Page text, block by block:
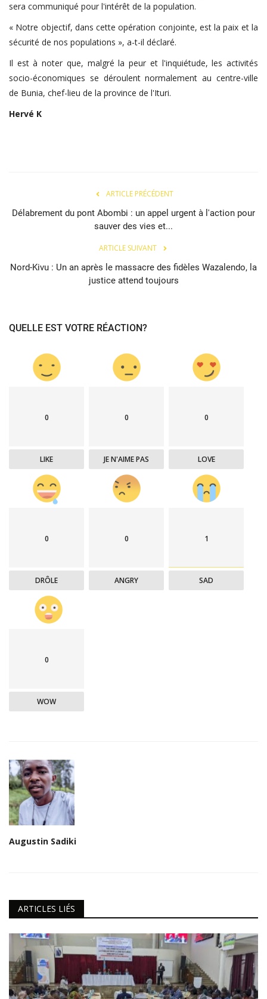
sera communiqué pour l'intérêt de la population.
« Notre objectif, dans cette opération conjointe, est la paix et la
sécurité de nos populations », a-t-il déclaré.
Il est à noter que, malgré la peur et l'inquiétude, les activités
socio-économiques se déroulent normalement au centre-ville
de Bunia, chef-lieu de la province de l'Ituri.
Hervé K
ARTICLE PRÉCÉDENT
Délabrement du pont Abombi : un appel urgent à l'action pour
sauver des vies et...
ARTICLE SUIVANT
Nord-Kivu : Un an après le massacre des fidèles Wazalendo, la
justice attend toujours
QUELLE EST VOTRE RÉACTION?
0
LIKE
0
JE N'AIME PAS
0
LOVE
0
DRÔLE
0
ANGRY
1
SAD
0
WOW
Augustin Sadiki
ARTICLES LIÉS